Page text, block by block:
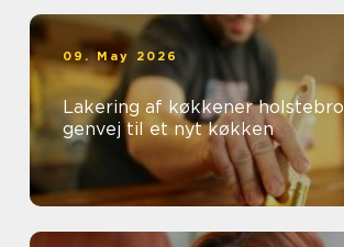
09. May 2026
Lakering af køkkener holstebro en
genvej til et nyt køkken